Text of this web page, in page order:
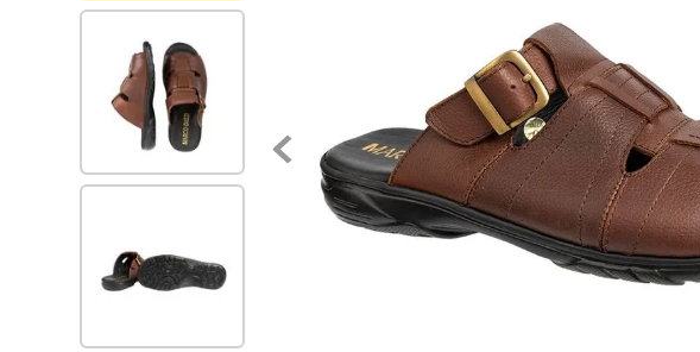
ballerinas